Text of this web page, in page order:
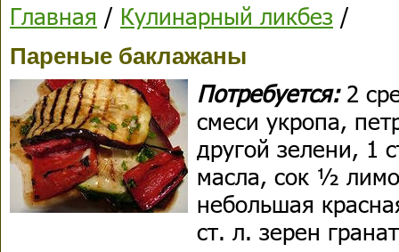
Главная / Кулинарный ликбез /
Пареные баклажаны
Потребуется:2
смеси укропа,
другой зелени, 1
масла, сок ½
небольшая
ст. л. зерен